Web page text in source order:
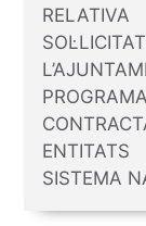
SISTEMA